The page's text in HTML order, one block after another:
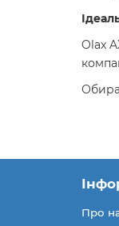
Olax
Про